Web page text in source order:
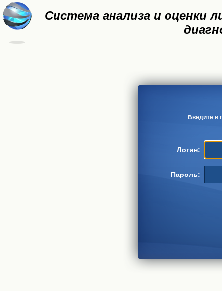
Система анализа и оценки
Введите в
Логин:
Пароль: